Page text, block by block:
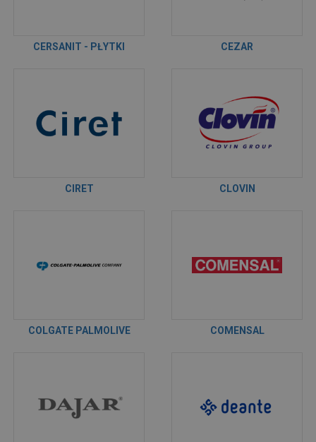
CERSANIT - PŁYTKI CEZAR
CIRET CLOVIN
COLGATE PALMOLIVE COMENSAL